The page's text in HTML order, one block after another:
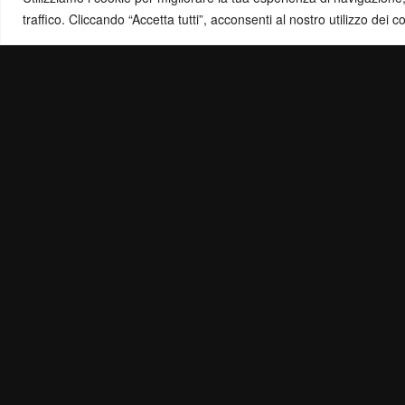
traffico. Cliccando “Accetta tutti”, acconsenti al nostro utilizzo dei